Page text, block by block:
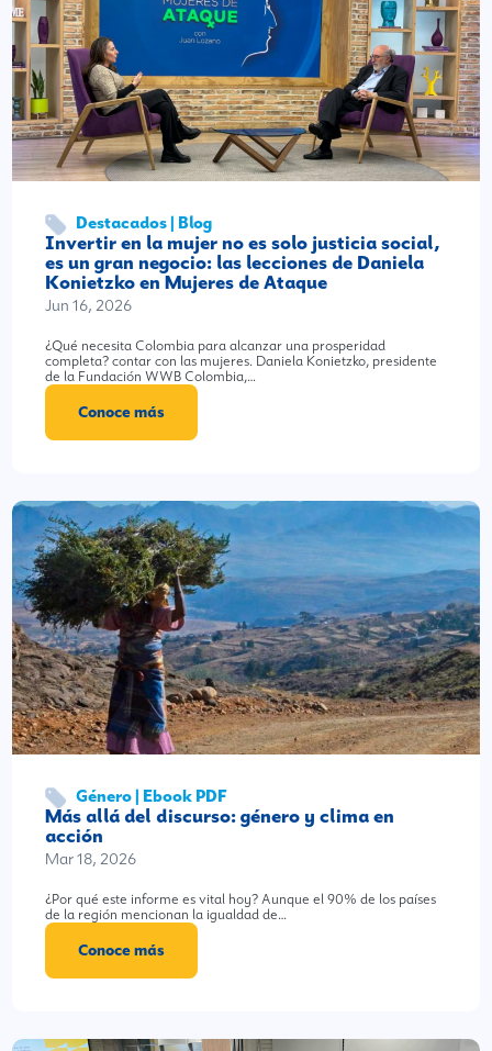
Destacados | Blog
Invertir en la mujer no es solo justicia social,
es un gran negocio: las lecciones de Daniela
Konietzko en Mujeres de Ataque
Jun 16, 2026
¿Qué necesita Colombia para alcanzar una prosperidad
completa? contar con las mujeres. Daniela Konietzko, presidente
de la Fundación WWB Colombia,…
Conoce más
Género | Ebook PDF
Más allá del discurso: género y clima en
acción
Mar 18, 2026
¿Por qué este informe es vital hoy? Aunque el 90% de los países
de la región mencionan la igualdad de…
Conoce más